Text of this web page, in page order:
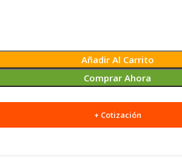
Añadir Al Carrito
Comprar Ahora
+ Cotización